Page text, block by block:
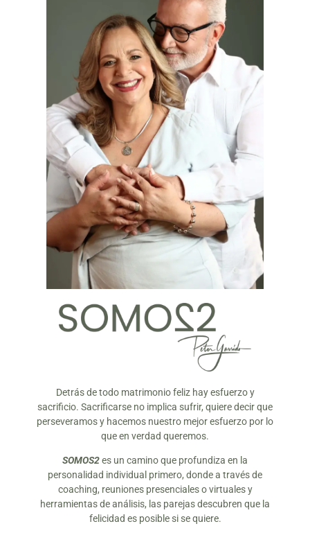
Detrás de todo matrimonio feliz hay esfuerzo y
sacrificio. Sacrificarse no implica sufrir, quiere decir que
perseveramos y hacemos nuestro mejor esfuerzo por lo
que en verdad queremos.
SOMOS2es un camino que profundiza en la
personalidad individual primero, donde a través de
coaching, reuniones presenciales o virtuales y
herramientas de análisis, las parejas descubren que la
felicidad es posible si se quiere.